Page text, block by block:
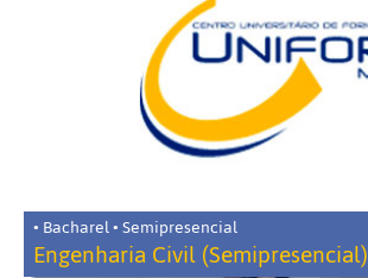
• Bacharel • Semipresencial
Engenharia Civil (Semipresencial)